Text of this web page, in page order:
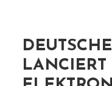
LANCIERT